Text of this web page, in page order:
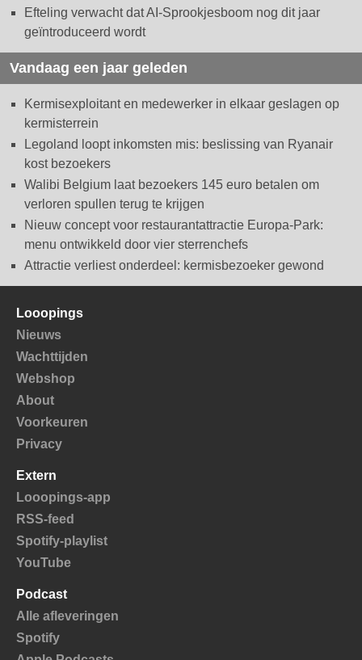
Efteling verwacht dat AI-Sprookjesboom nog dit jaar
geïntroduceerd wordt
Vandaag een jaar geleden
Kermisexploitant en medewerker in elkaar geslagen op
kermisterrein
Legoland loopt inkomsten mis: beslissing van Ryanair
kost bezoekers
Walibi Belgium laat bezoekers 145 euro betalen om
verloren spullen terug te krijgen
Nieuw concept voor restaurantattractie Europa-Park:
menu ontwikkeld door vier sterrenchefs
Attractie verliest onderdeel: kermisbezoeker gewond
Looopings
Nieuws
Wachttijden
Webshop
About
Voorkeuren
Privacy
Extern
Looopings-app
RSS-feed
Spotify-playlist
YouTube
Podcast
Alle afleveringen
Spotify